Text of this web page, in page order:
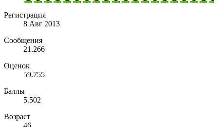
Регистрация
8 Авг 2013
Сообщения
21.266
Оценок
59.755
Баллы
5.502
Возраст